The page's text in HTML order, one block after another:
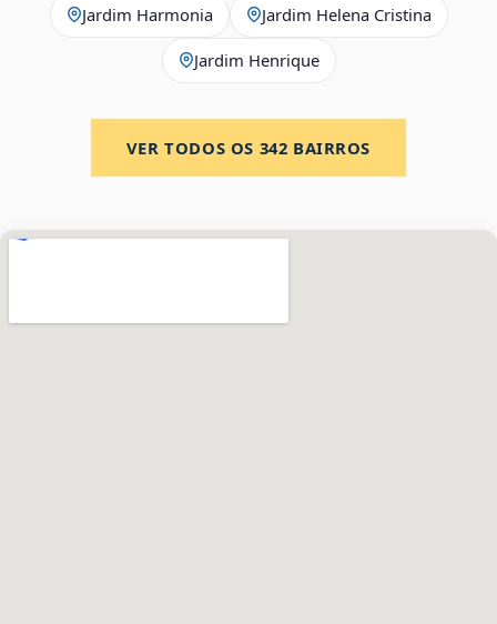
Jardim Harmonia Jardim Helena Cristina
Jardim Henrique
VER TODOS OS 342 BAIRROS